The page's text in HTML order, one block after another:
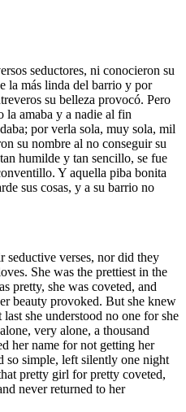
seductores, ni conocieron su
la más linda del barrio y por
su belleza provocó. Pero
la amaba y a nadie al fin
por verla sola, muy sola, mil
su nombre al no conseguir su
humilde y tan sencillo, se fue
Y aquella piba bonita
sus cosas, y a su barrio no
seductive verses, nor did they
She was the prettiest in the
pretty, she was coveted, and
beauty provoked. But she knew
she understood no one for she
very alone, a thousand
her name for not getting her
so simple, left silently one night
pretty girl for pretty coveted,
never returned to her